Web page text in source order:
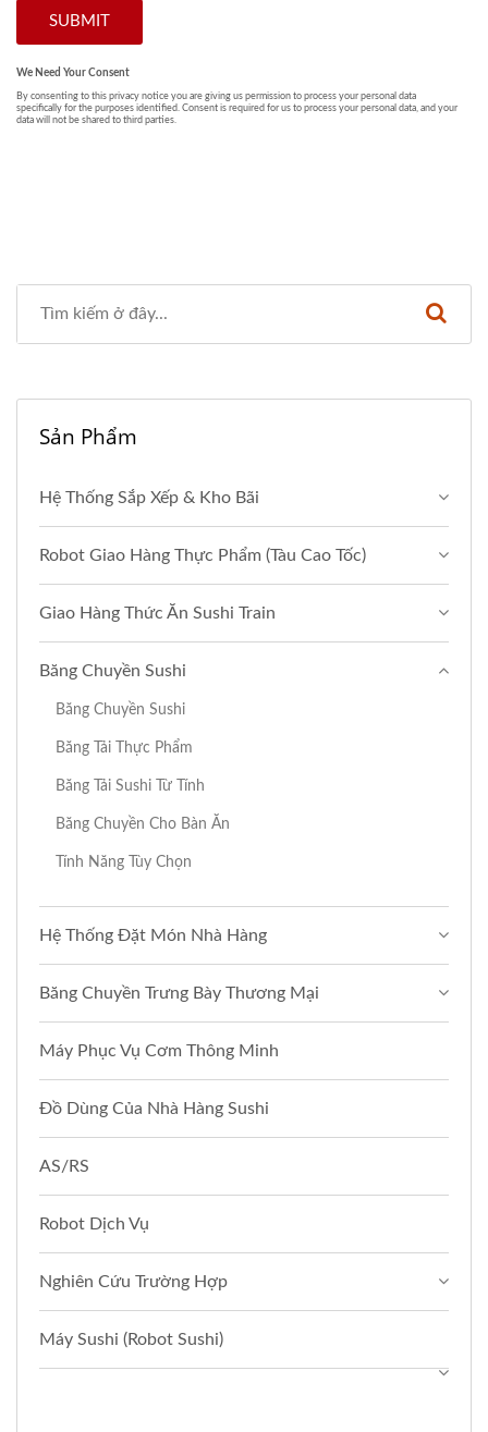
Sản Phẩm
Hệ Thống Sắp Xếp & Kho Bãi
Robot Giao Hàng Thực Phẩm (Tàu Cao Tốc)
Giao Hàng Thức Ăn Sushi Train
Băng Chuyền Sushi
Băng Chuyền Sushi
Băng Tải Thực Phẩm
Băng Tải Sushi Từ Tính
Băng Chuyền Cho Bàn Ăn
Tính Năng Tùy Chọn
Hệ Thống Đặt Món Nhà Hàng
Băng Chuyền Trưng Bày Thương Mại
Máy Phục Vụ Cơm Thông Minh
Đồ Dùng Của Nhà Hàng Sushi
AS/RS
Robot Dịch Vụ
Nghiên Cứu Trường Hợp
Máy Sushi (Robot Sushi)